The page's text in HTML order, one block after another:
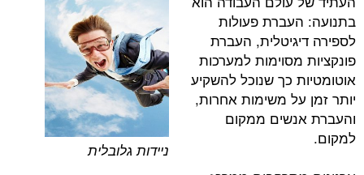
ניידות גלובלית
פעולות
העברת
למערכות
כך שנוכל להשקיע
משימות אחרות,
ממקום